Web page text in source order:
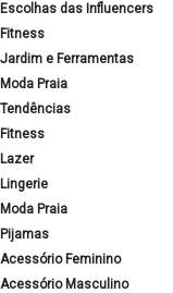
Escolhas das Influencers
Fitness
Jardim e Ferramentas
Moda Praia
Tendências
Fitness
Lazer
Lingerie
Moda Praia
Pijamas
Acessório Feminino
Acessório Masculino